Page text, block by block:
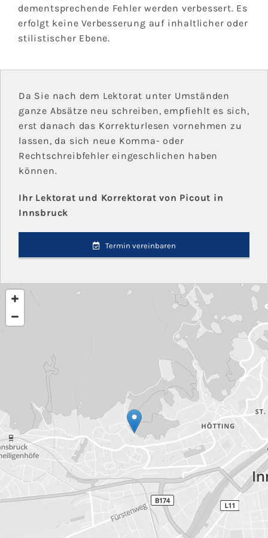
dementsprechende Fehler werden verbessert. Es
erfolgt keine Verbesserung auf inhaltlicher oder
stilistischer Ebene.
Da Sie nach dem Lektorat unter Umständen
ganze Absätze neu schreiben, empfiehlt es sich,
erst danach das Korrekturlesen vornehmen zu
lassen, da sich neue Komma- oder
Rechtschreibfehler eingeschlichen haben
können.
Ihr Lektorat und Korrektorat von Picout in
Innsbruck
Termin vereinbaren